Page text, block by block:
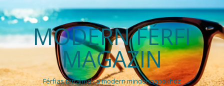
MODERN FÉRFI
MAGAZIN
Férfias tartalmak a modern mindennapokhoz